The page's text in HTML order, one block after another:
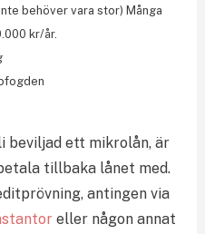
behöver vara stor) Många
kr/år.
ett mikrolån, är
tillbaka lånet med.
antingen via
eller någon annat